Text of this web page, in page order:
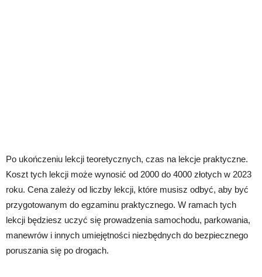
Po ukończeniu lekcji teoretycznych, czas na lekcje praktyczne.
Koszt tych lekcji może wynosić od 2000 do 4000 złotych w 2023
roku. Cena zależy od liczby lekcji, które musisz odbyć, aby być
przygotowanym do egzaminu praktycznego. W ramach tych
lekcji będziesz uczyć się prowadzenia samochodu, parkowania,
manewrów i innych umiejętności niezbędnych do bezpiecznego
poruszania się po drogach.